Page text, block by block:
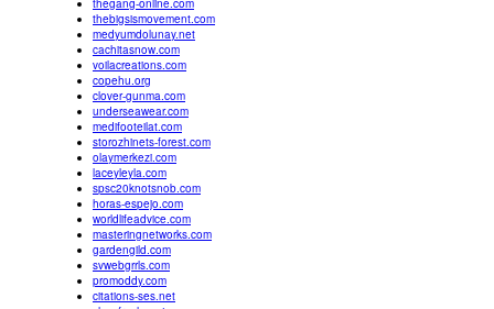
thebigsismovement.com
medyumdolunay.net
cachitasnow.com
voilacreations.com
copehu.org
clover-gunma.com
underseawear.com
medifooteilat.com
storozhinets-forest.com
olaymerkezi.com
laceyleyla.com
spsc20knotsnob.com
horas-espejo.com
worldlifeadvice.com
masteringnetworks.com
gardengild.com
svwebgrrls.com
promoddy.com
citations-ses.net